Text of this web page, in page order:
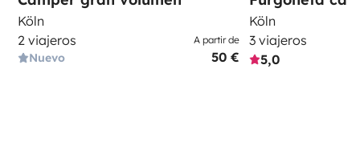
Köln
2 viajeros
Nuevo
A partir de
50 €
Köln
3 viajeros
5,0